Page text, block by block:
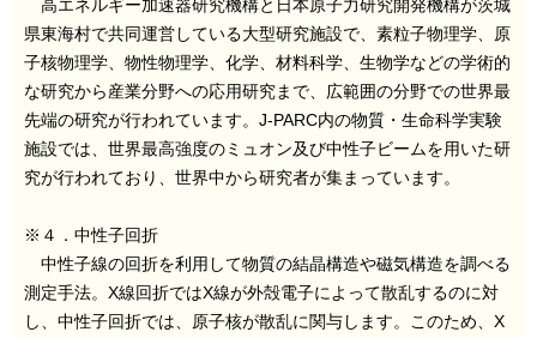
高エネルギー加速器研究機構と日本原子力研究開発機構が茨城
県東海村で共同運営している大型研究施設で、素粒子物理学、原
子核物理学、物性物理学、化学、材料科学、生物学などの学術的
な研究から産業分野への応用研究まで、広範囲の分野での世界最
先端の研究が行われています。J-PARC内の物質・生命科学実験
施設では、世界最高強度のミュオン及び中性子ビームを用いた研
究が行われており、世界中から研究者が集まっています。
※４．中性子回折
中性子線の回折を利用して物質の結晶構造や磁気構造を調べる
測定手法。X線回折ではX線が外殻電子によって散乱するのに対
し、中性子回折では、原子核が散乱に関与します。このため、X